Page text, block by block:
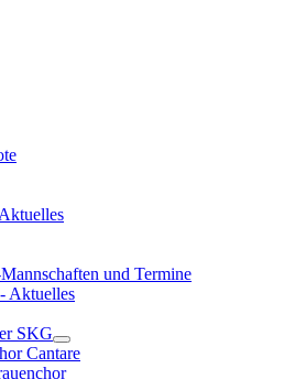
und Termine
Aktuelles
SKG
Cantare